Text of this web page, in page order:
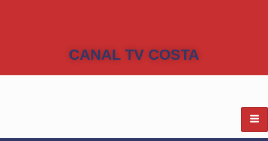
CANAL TV COSTA